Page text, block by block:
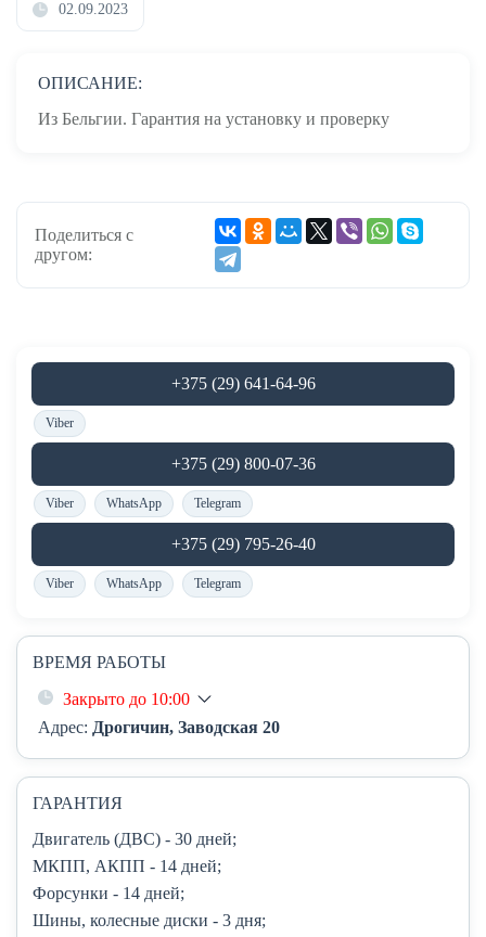
02.09.2023
ОПИСАНИЕ:
Из Бельгии. Гарантия на установку и проверку
Поделиться с
другом:
+375 (29) 641-64-96
Viber
+375 (29) 800-07-36
Viber WhatsApp Telegram
+375 (29) 795-26-40
Viber WhatsApp Telegram
ВРЕМЯ РАБОТЫ
Закрыто до 10:00
Адрес: Дрогичин, Заводская 20
ГАРАНТИЯ
Двигатель (ДВС) - 30 дней;
МКПП, АКПП - 14 дней;
Форсунки - 14 дней;
Шины, колесные диски - 3 дня;